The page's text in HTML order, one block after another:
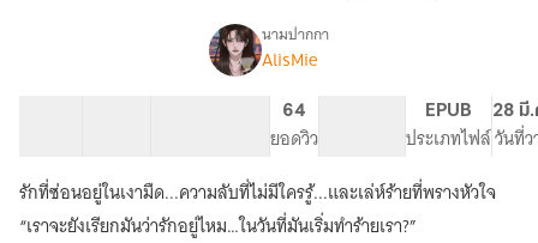
Perfectly
เรื่อง
รัก
ซ่อน
เล่ห์
Perfectly
Guilty
นามปากกา
AlisMie
64
ยอดวิว
EPUB
ประเภทไฟล์
28 มี
วันที่ว
รักที่ซ่อนอยู่ในเงามืด...ความลับที่ไม่มีใครรู้...และเล่ห์ร้ายที่พรางหัวใจ
“เราจะยังเรียกมันว่ารักอยู่ไหม…ในวันที่มันเริ่มทำร้ายเรา?”